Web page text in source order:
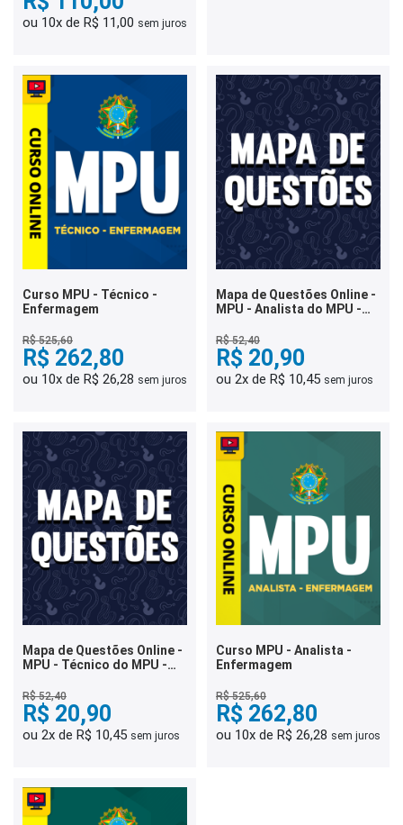
ou 10x de R$ 11,00 sem juros
Curso MPU - Técnico -
Enfermagem
R$ 525,60
R$ 262,80
ou 10x de R$ 26,28 sem juros
Mapa de Questões Online -
MPU - Analista do MPU -
R$ 52,40
R$ 20,90
ou 2x de R$ 10,45 sem juros
Mapa de Questões Online -
MPU - Técnico do MPU -
Questões
R$ 52,40
R$ 20,90
ou 2x de R$ 10,45 sem juros
Curso MPU - Analista -
Enfermagem
R$ 525,60
R$ 262,80
ou 10x de R$ 26,28 sem juros